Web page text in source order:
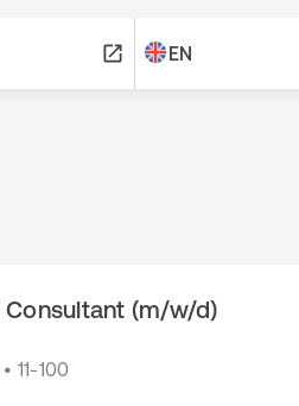
EN
Consultant (m/w/d)
11-100